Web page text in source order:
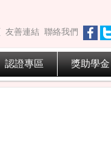
友善連結 聯絡我們
認證專區 獎助學金